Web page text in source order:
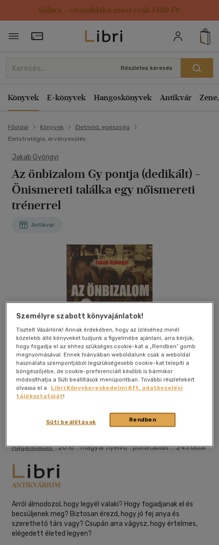
Kulacs / strandtáska most csak 1499 Ft!
Törzsvásárlói Kártya adatai
Részletes keresés
Könyvek E-könyvek Hangoskönyvek Antikvár
Főoldal Könyvek
Életmód, egészség
Életstratégia, érvényesülés
Jakab Gyöngyi
Az önbizalom Gy pontja (dedikált) -
Önismereti találka egy nőismereti
trénerrel
Antikvár
Megosztom
Magánkiadás|2016|magyar nyelvű|puhatáblás|243 oldal
Arról álmodozol, hogy legyél valaki? Hogy fogadjanak el és
becsüljenek meg? Biztosan érezd, hogy jó fej anya és
szerethető társ vagy? Csupán arra vágysz, hogy értelmes,
elégedett életed legyen?
Személyre szabott könyvajánlatok!
Tisztelt Vásárlónk! Annak érdekében, hogy az ízléséhez minél
közelebb álló könyveket tudjunk a figyelmébe ajánlani, arra kérjük,
hogy fogadja el az ehhez szükséges cookie-kat a „Rendben” gomb
megnyomásával. Ennek hiányában weboldalunk csak a weboldal
használata szempontjából legszükségesebb cookie-kat telepíti a
böngészőjébe, de cookie-preferenciáit később is bármikor
módosíthatja a Süti beállítások menüpontban. További részletekért
olvassa el a
Libri Könyvkereskedelmi Kft. adatkezelési
tájékoztatóját!
Rendben
Süti beállítások